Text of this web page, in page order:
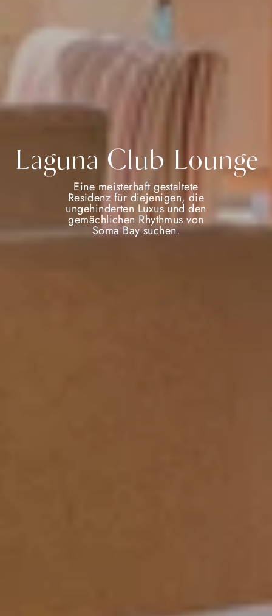
Laguna Club Lounge
Eine meisterhaft gestaltete
Residenz für diejenigen, die
ungehinderten Luxus und den
gemächlichen Rhythmus von
Soma Bay suchen.